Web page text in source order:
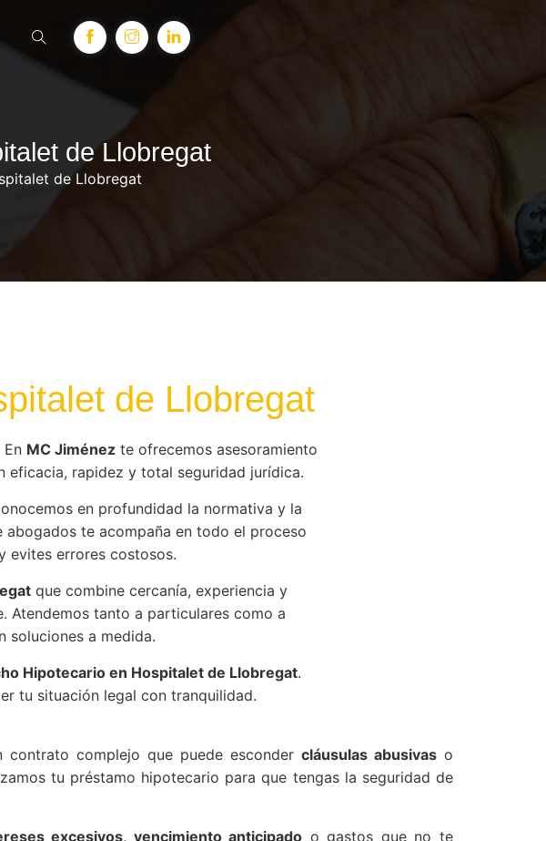
de Llobregat
de Llobregat
de Llobregat
En MC Jiménezte ofrecemos asesoramiento
eficacia, rapidez y total seguridad jurídica.
en profundidad la normativa y la
abogados te acompaña en todo el proceso
evites errores costosos.
que combine cercanía, experiencia y
Atendemos tanto a particulares como a
soluciones a medida.
Hipotecario en Hospitalet de Llobregat.
tu situación legal con tranquilidad.
contrato complejo que puede escondercláusulas abusivas o
tu préstamo hipotecario para que tengas la seguridad de
excesivos, vencimiento anticipado o gastos que no te